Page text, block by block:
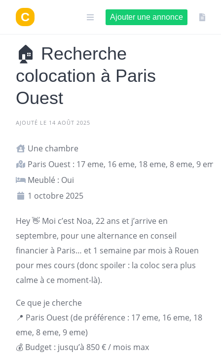
contenu
Ajouter une annonce
🏠 Recherche
colocation à Paris
Ouest
AJOUTÉ LE 14 AOÛT 2025
Une chambre
Paris Ouest : 17 eme, 16 eme, 18 eme, 8 eme, 9 eme
Meublé : Oui
1 octobre 2025
Hey 👋 Moi c’est Noa, 22 ans et j’arrive en
septembre, pour une alternance en conseil
financier à Paris… et 1 semaine par mois à Rouen
pour mes cours (donc spoiler : la coloc sera plus
calme à ce moment-là).
Ce que je cherche
📍 Paris Ouest (de préférence : 17 eme, 16 eme, 18
eme, 8 eme, 9 eme)
💰 Budget : jusqu’à 850 € / mois max